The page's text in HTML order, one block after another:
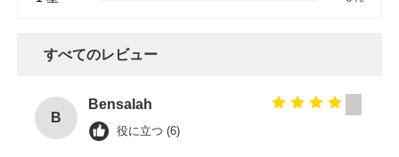
すべてのレビュー
B
Bensalah
役に立つ (6)